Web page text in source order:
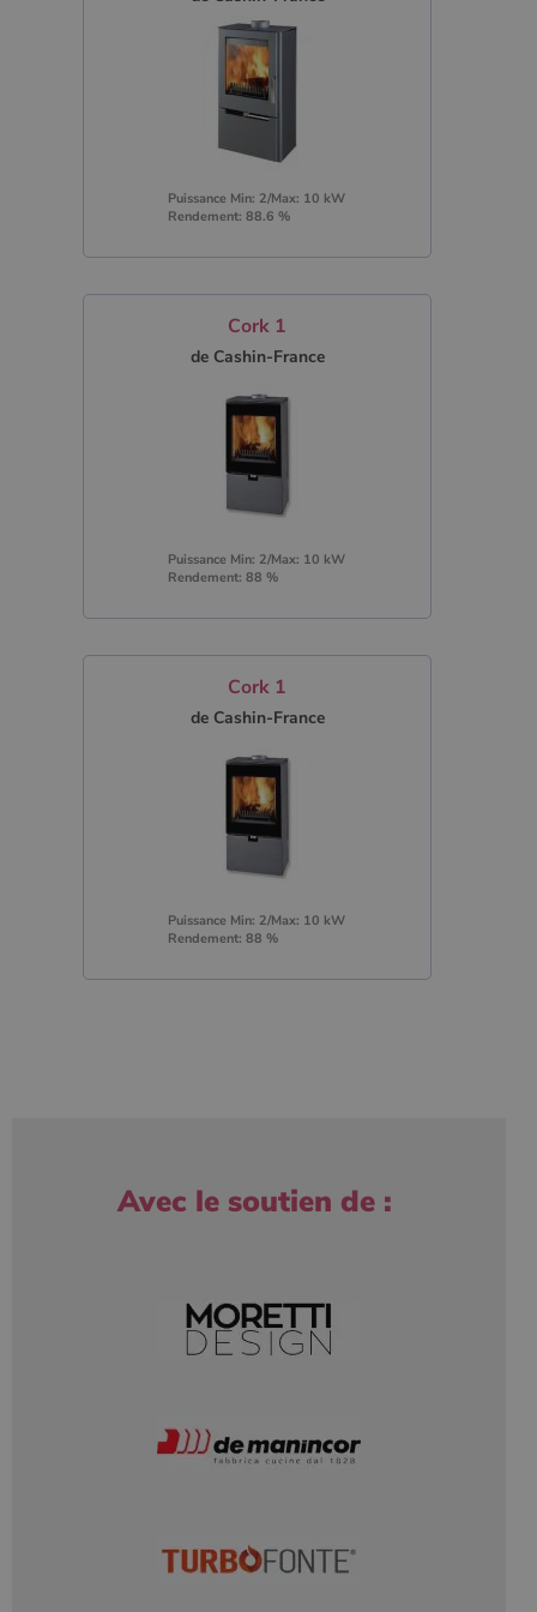
Puissance Min: 2/Max: 10 kW
Rendement: 88.6 %
Cork 1
de Cashin-France
Puissance Min: 2/Max: 10 kW
Rendement: 88 %
Cork 1
de Cashin-France
Puissance Min: 2/Max: 10 kW
Rendement: 88 %
Avec le soutien de :